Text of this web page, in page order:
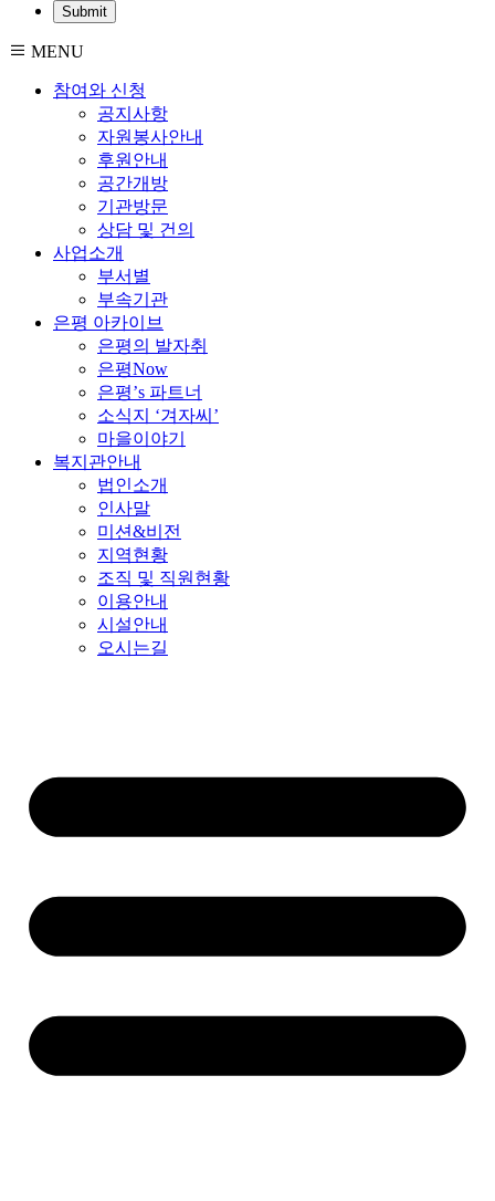
MENU
참여와 신청
공지사항
자원봉사안내
후원안내
공간개방
기관방문
상담 및 건의
사업소개
부서별
부속기관
은평 아카이브
은평의 발자취
은평Now
은평’s 파트너
소식지 ‘겨자씨’
마을이야기
복지관안내
법인소개
인사말
미션&비전
지역현황
조직 및 직원현황
이용안내
시설안내
오시는길